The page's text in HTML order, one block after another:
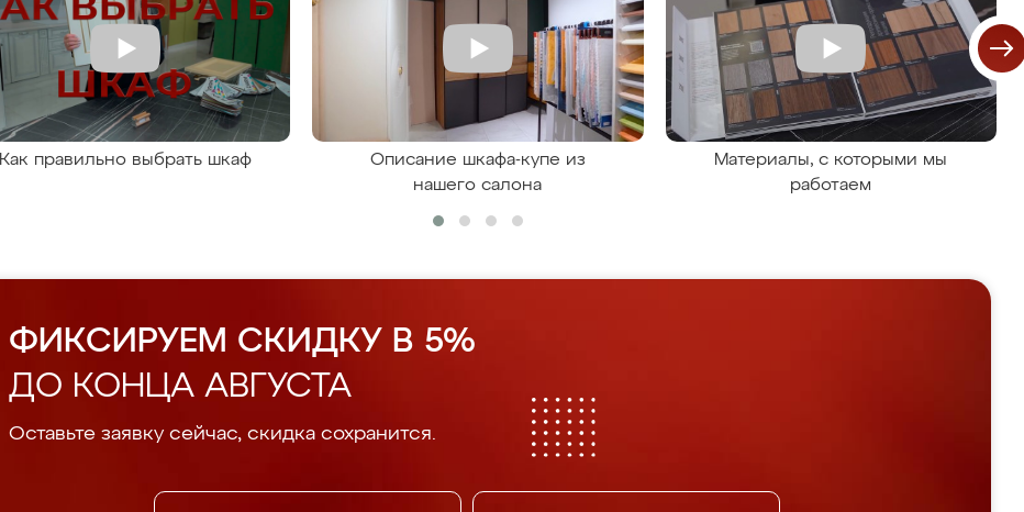
Как правильно выбрать шкаф
Описание шкафа-купе из
нашего салона
Материалы, с которыми мы
работаем
ФИКСИРУЕМ СКИДКУ В 5%
ДО КОНЦА АВГУСТА
Оставьте заявку сейчас, скидка сохранится.